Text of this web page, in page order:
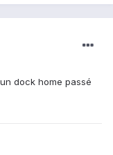
dock home passé